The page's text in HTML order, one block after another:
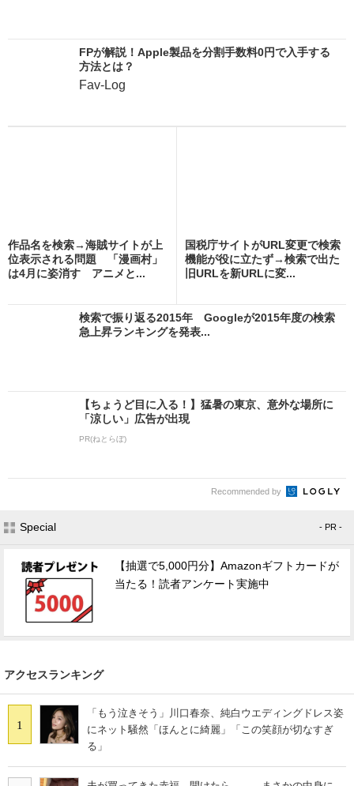
FPが解説！Apple製品を分割手数料0円で入手する
方法とは？
Fav-Log
作品名を検索→海賊サイトが上
位表示される問題 「漫画村」
は4月に姿消す アニメと...
国税庁サイトがURL変更で検索
機能が役に立たず→検索で出た
旧URLを新URLに変...
検索で振り返る2015年 Googleが2015年度の検索
急上昇ランキングを発表...
【ちょうど目に入る！】猛暑の東京、意外な場所に
「涼しい」広告が出現
PR(ねとらぼ)
Recommended by
Special - PR -
【抽選で5,000円分】Amazonギフトカードが
当たる！読者アンケート実施中
アクセスランキング
1
「もう泣きそう」川口春奈、純白ウエディングドレス姿
にネット騒然「ほんとに綺麗」「この笑顔が切なすぎ
る」